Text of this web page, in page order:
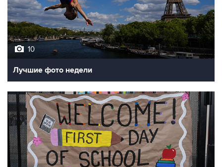
10
Лучшие фото недели